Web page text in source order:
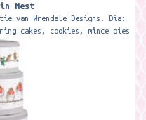
Nest
van Wrendale Designs. Dia:
cakes, cookies, mince pies